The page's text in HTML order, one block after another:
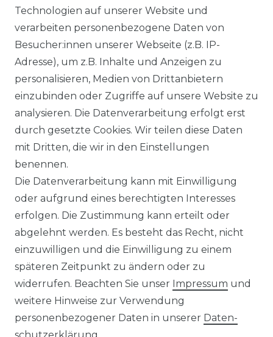
BEZAHLUNG
KLIMA- UND UMWELTSCHUTZ
LEXIKON
UNTERNEHMEN
ÜBER UNS
HERSTELLER
REFERENZEN
Widerrufs­recht
Technologien auf unserer Website und
verarbeiten personenbezogene Daten von
Besucher:innen unserer Webseite (z.B. IP-
Adresse), um z.B. Inhalte und Anzeigen zu
personalisieren, Medien von Drittanbietern
einzubinden oder Zugriffe auf unsere Website zu
analysieren. Die Datenverarbeitung erfolgt erst
durch gesetzte Cookies. Wir teilen diese Daten
mit Dritten, die wir in den Einstellungen
benennen.
Die Datenverarbeitung kann mit Einwilligung
oder aufgrund eines berechtigten Interesses
erfolgen. Die Zustimmung kann erteilt oder
abgelehnt werden. Es besteht das Recht, nicht
einzuwilligen und die Einwilligung zu einem
späteren Zeitpunkt zu ändern oder zu
widerrufen. Beachten Sie unser Impressum und
weitere Hinweise zur Verwendung
personenbezogener Daten in unserer Daten­